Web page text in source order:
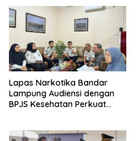
Lapas Narkotika Bandar
Lampung Audiensi dengan
BPJS Kesehatan Perkuat